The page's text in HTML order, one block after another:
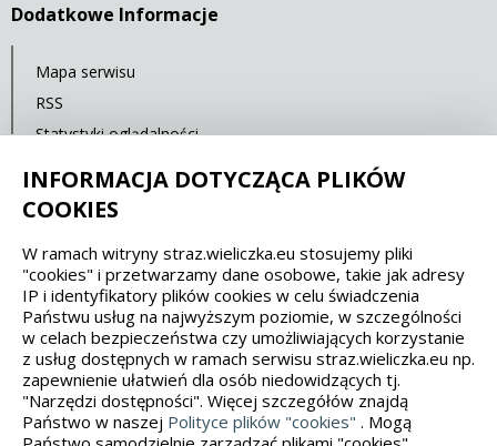
Dodatkowe Informacje
Mapa serwisu
RSS
Statystyki oglądalności
Spełniamy standardy dostępności oraz W3C
WCAG 2.1 SECTION 508 EAA/EN 301549
IS 5568
INFORMACJA DOTYCZĄCA PLIKÓW
COOKIES
W ramach witryny straz.wieliczka.eu stosujemy pliki
"cookies" i przetwarzamy dane osobowe, takie jak adresy
IP i identyfikatory plików cookies w celu świadczenia
Państwu usług na najwyższym poziomie, w szczególności
w celach bezpieczeństwa czy umożliwiających korzystanie
z usług dostępnych w ramach serwisu straz.wieliczka.eu np.
zapewnienie ułatwień dla osób niedowidzących tj.
"Narzędzi dostępności". Więcej szczegółów znajdą
Państwo w naszej Polityce plików "cookies" . Mogą